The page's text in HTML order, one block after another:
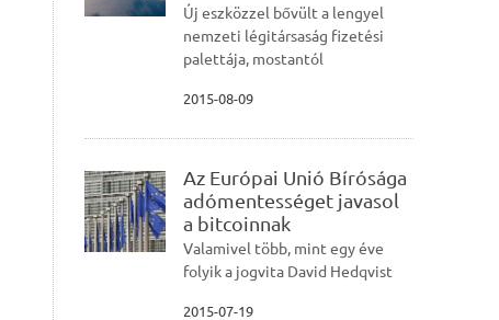
Új eszközzel bővült a lengyel
nemzeti légitársaság fizetési
palettája, mostantól
2015-08-09
Az Európai Unió Bírósága
adómentességet javasol
a bitcoinnak
Valamivel több, mint egy éve
folyik a jogvita David Hedqvist
2015-07-19